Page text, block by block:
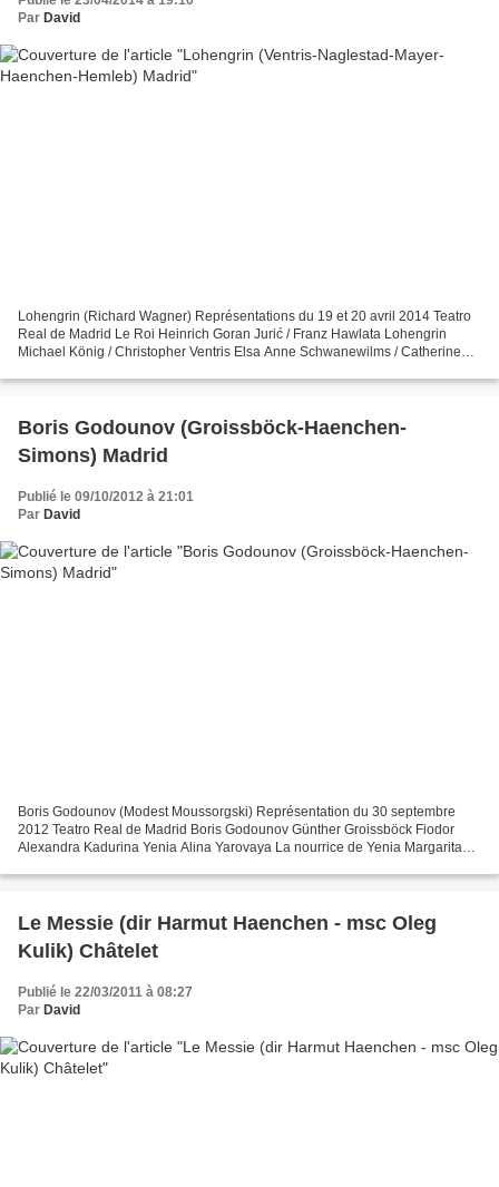
Par David
Lohengrin (Richard Wagner) Représentations du 19 et 20 avril 2014 Teatro
Real de Madrid Le Roi Heinrich Goran Jurić / Franz Hawlata Lohengrin
Michael König / Christopher Ventris Elsa Anne Schwanewilms / Catherine
Boris Godounov (Groissböck-Haenchen-
Simons) Madrid
Publié le 09/10/2012 à 21:01
Par David
Boris Godounov (Modest Moussorgski) Représentation du 30 septembre
2012 Teatro Real de Madrid Boris Godounov Günther Groissböck Fiodor
Alexandra Kadurina Yenia Alina Yarovaya La nourrice de Yenia Margarita
Le Messie (dir Harmut Haenchen - msc Oleg
Kulik) Châtelet
Publié le 22/03/2011 à 08:27
Par David